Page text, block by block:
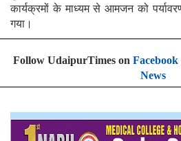
कार्यक्रमों के माध्यम से आमजन को
गया।
Follow UdaipurTimes on Facebook
News